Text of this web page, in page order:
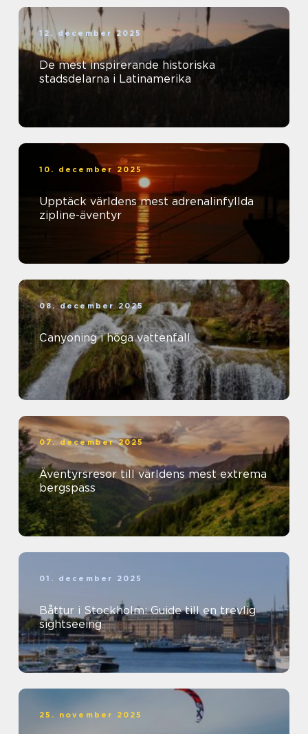
12. december 2025
De mest inspirerande historiska
stadsdelarna i Latinamerika
10. december 2025
Upptäck världens mest adrenalinfyllda
zipline-äventyr
08. december 2025
Canyoning i höga vattenfall
07. december 2025
Äventyrsresor till världens mest extrema
bergspass
01. december 2025
Båttur i Stockholm: Guide till en trevlig
sightseeing
25. november 2025